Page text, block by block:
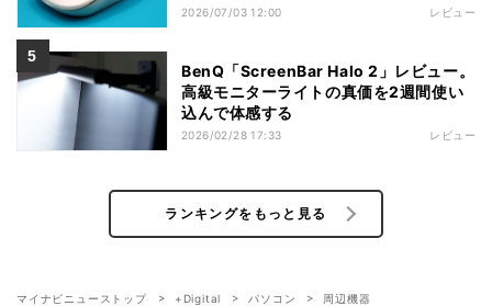
2026/07/03 12:00 レビュー
BenQ「ScreenBar Halo 2」レビュー。
高級モニターライトの真価を2週間使い
込んで体感する
2026/02/28 17:33 レビュー
ランキングをもっと見る
マイナビニューストップ +Digital パソコン
周辺機器